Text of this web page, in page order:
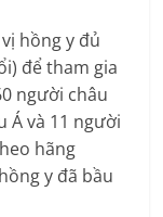
hồng y đủ
để tham gia
người châu
Á và 11 người
hãng
y đã bầu